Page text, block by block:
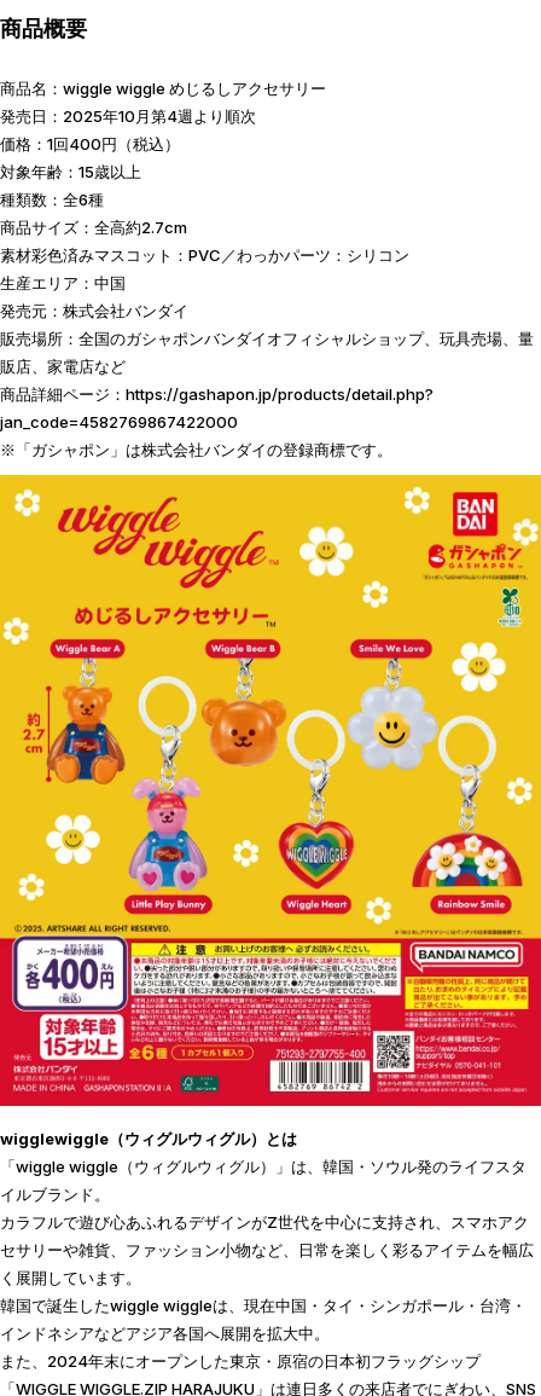
商品概要
商品名：wiggle wiggle めじるしアクセサリー
発売日：2025年10月第4週より順次
価格：1回400円（税込）
対象年齢：15歳以上
種類数：全6種
商品サイズ：全高約2.7cm
素材彩色済みマスコット：PVC／わっかパーツ：シリコン
生産エリア：中国
発売元：株式会社バンダイ
販売場所：全国のガシャポンバンダイオフィシャルショップ、玩具売場、量
販店、家電店など
商品詳細ページ： https://gashapon.jp/products/detail.php?
jan_code=4582769867422000
※「ガシャポン」は株式会社バンダイの登録商標です。
wigglewiggle（ウィグルウィグル）とは
「wiggle wiggle（ウィグルウィグル）」は、韓国・ソウル発のライフスタ
イルブランド。
カラフルで遊び心あふれるデザインがZ世代を中心に支持され、スマホアク
セサリーや雑貨、ファッション小物など、日常を楽しく彩るアイテムを幅広
く展開しています。
韓国で誕生したwiggle wiggleは、現在中国・タイ・シンガポール・台湾・
インドネシアなどアジア各国へ展開を拡大中。
また、2024年末にオープンした東京・原宿の日本初フラッグシップ
「WIGGLE WIGGLE.ZIP HARAJUKU」は連日多くの来店者でにぎわい、SNS